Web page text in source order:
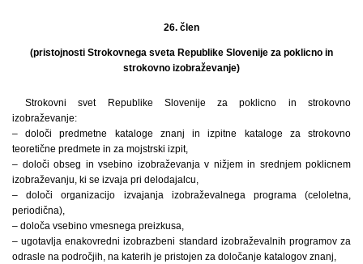
26. člen
(pristojnosti Strokovnega sveta Republike Slovenije za poklicno in
strokovno izobraževanje)
Strokovni svet Republike Slovenije za poklicno in strokovno
izobraževanje:
– določi predmetne kataloge znanj in izpitne kataloge za strokovno
teoretične predmete in za mojstrski izpit,
– določi obseg in vsebino izobraževanja v nižjem in srednjem poklicnem
izobraževanju, ki se izvaja pri delodajalcu,
– določi organizacijo izvajanja izobraževalnega programa (celoletna,
periodična),
– določa vsebino vmesnega preizkusa,
– ugotavlja enakovredni izobrazbeni standard izobraževalnih programov za
odrasle na področjih, na katerih je pristojen za določanje katalogov znanj,